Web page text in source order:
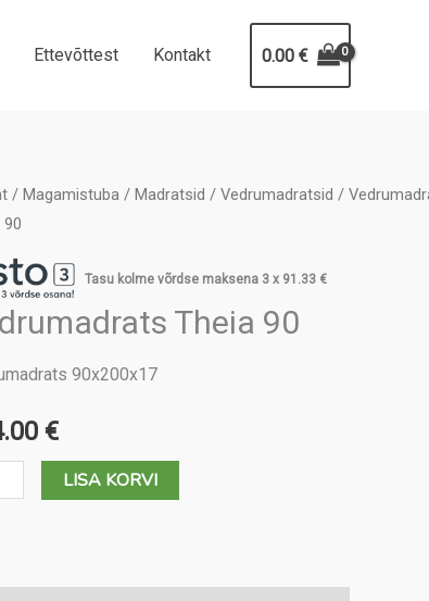
Ettevõttest Kontakt 0.00 €
/ Magamistuba/ Madratsid / Vedrumadratsid /
90
Tasu kolme võrdse maksena 3 x 91.33 €
Theia 90
90x200x17
€
LISA KORVI